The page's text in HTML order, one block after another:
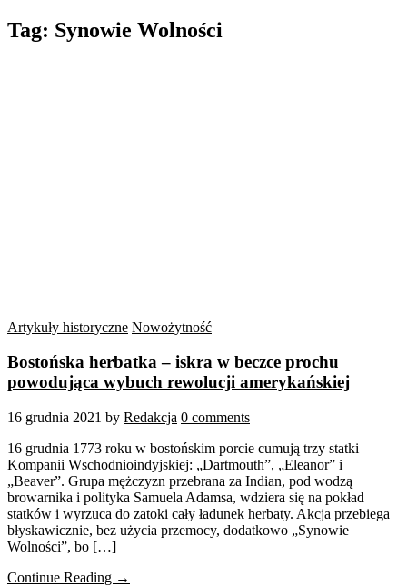
Tag: Synowie Wolności
Artykuły historyczne Nowożytność
Bostońska herbatka – iskra w beczce prochu
powodująca wybuch rewolucji amerykańskiej
16 grudnia 2021 by Redakcja 0 comments
16 grudnia 1773 roku w bostońskim porcie cumują trzy statki
Kompanii Wschodnioindyjskiej: „Dartmouth”, „Eleanor” i
„Beaver”. Grupa mężczyzn przebrana za Indian, pod wodzą
browarnika i polityka Samuela Adamsa, wdziera się na pokład
statków i wyrzuca do zatoki cały ładunek herbaty. Akcja przebiega
błyskawicznie, bez użycia przemocy, dodatkowo „Synowie
Wolności”, bo […]
Continue Reading →